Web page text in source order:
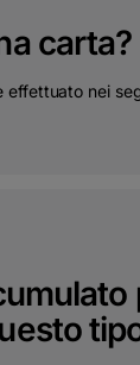
carta?
effettuato nei